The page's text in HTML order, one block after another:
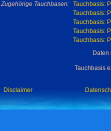
Zugehörige Tauchbasen:
Tauchbasis:
Tauchbasis:
Tauchbasis:
Tauchbasis:
Tauchbasis:
Tauchbasis
Disclaimer